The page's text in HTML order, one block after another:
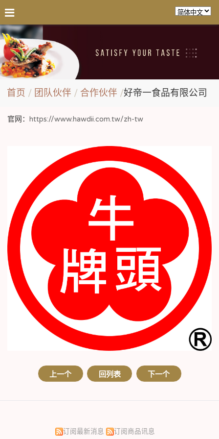
首页 团队伙伴 合作伙伴 好帝一食品有限公司
官网： https://www.hawdii.com.tw/zh-tw
上一个 回列表 下一个
订阅最新消息
订阅商品讯息